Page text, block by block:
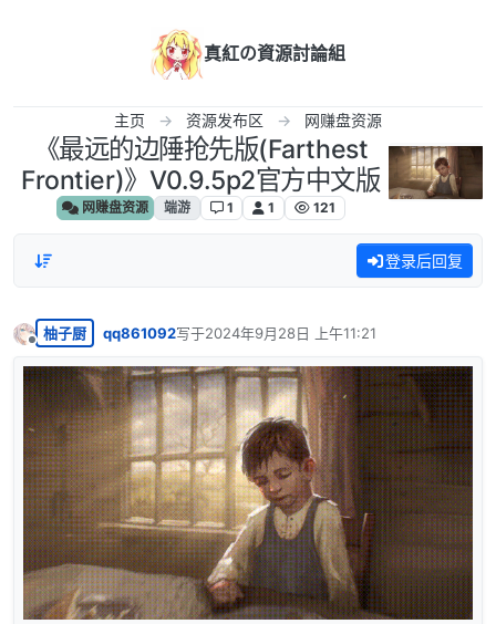
真紅の資源討論組
主页 资源发布区 网赚盘资源
《最远的边陲抢先版(Farthest
Frontier)》V0.9.5p2官方中文版
网赚盘资源 端游 1 1 121
登录后回复
离线
柚子厨 qq861092写于2024年9月28日 上午11:21
最后由 编辑